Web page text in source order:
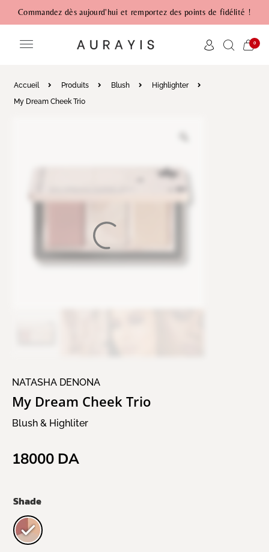
Commandez dès aujourd'hui et remportez des points de fidélité !
0
Accueil Produits Blush
Highlighter
My Dream Cheek Trio
NATASHA DENONA
My Dream Cheek Trio
Blush & Highliter
18000 DA
Shade